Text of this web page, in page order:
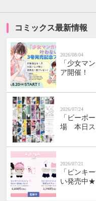
コミックス最新情報
2026/08/04
「少女マ
ア開催！
2026/07/24
「ビーボ
場 本日ス
2026/07/21
「ピンキ
い発売中★